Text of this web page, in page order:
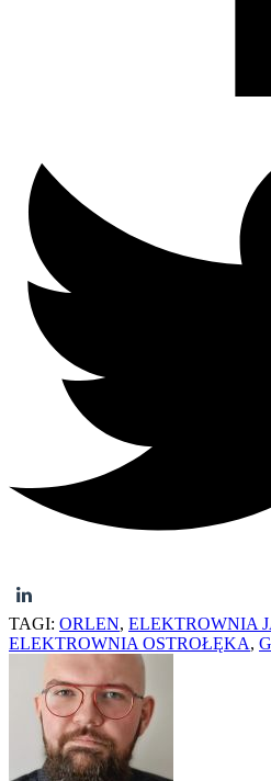
TAGI: ORLEN, ELEKTROWNIA
ELEKTROWNIA OSTROŁĘKA,